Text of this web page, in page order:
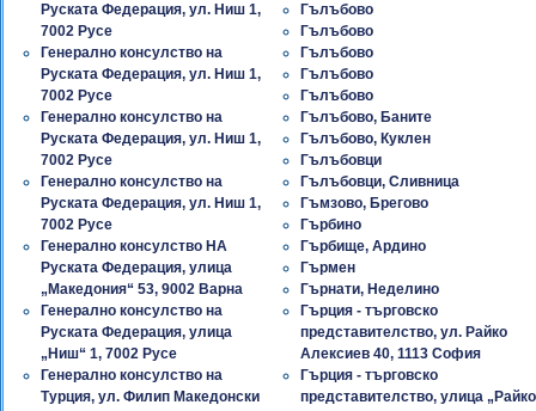
Руската Федерация, ул. Ниш 1,
7002 Русе
Генерално консулство на
Руската Федерация, ул. Ниш 1,
7002 Русе
Генерално консулство на
Руската Федерация, ул. Ниш 1,
7002 Русе
Генерално консулство на
Руската Федерация, ул. Ниш 1,
7002 Русе
Генерално консулство НА
Руската Федерация, улица
„Македония“ 53, 9002 Варна
Генерално консулство на
Руската Федерация, улица
„Ниш“ 1, 7002 Русе
Генерално консулство на
Турция, ул. Филип Македонски
Гълъбово
Гълъбово
Гълъбово
Гълъбово
Гълъбово
Гълъбово, Баните
Гълъбово, Куклен
Гълъбовци
Гълъбовци, Сливница
Гъмзово, Брегово
Гърбино
Гърбище, Ардино
Гърмен
Гърнати, Неделино
Гърция - търговско
представителство, ул. Райко
Алексиев 40, 1113 София
Гърция - търговско
представителство, улица „Райко